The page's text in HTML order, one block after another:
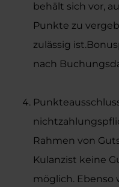
behält sich vor,
Punkte zu
zulässig
nach
Rahmen von
Kulanzist keine
möglich. Ebenso